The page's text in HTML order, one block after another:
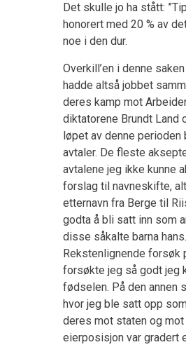
Det skulle jo ha stått:
honorert med 20 % av
noe i den dur.
Overkill’en i denne
hadde altså jobbet
deres kamp mot
diktatorene Brundt Land
løpet av denne
avtaler. De fleste
avtalene jeg ikke kunne
forslag til navneskifte,
etternavn fra Berge til
godta å bli satt inn som
disse såkalte barna
Rekstenlignende forsøk
forsøkte jeg så godt jeg
fødselen. På den annen
hvor jeg ble satt opp
deres mot staten og mot
eierposisjon var gradert